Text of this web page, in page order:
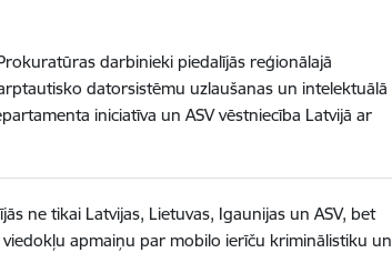
darbinieki piedalījās reģionālajā
datorsistēmu uzlaušanas un intelektuālā
iniciatīva un ASV vēstniecība Latvijā ar
ne tikai Latvijas, Lietuvas, Igaunijas un ASV, bet
apmaiņu par mobilo ierīču kriminālistiku un